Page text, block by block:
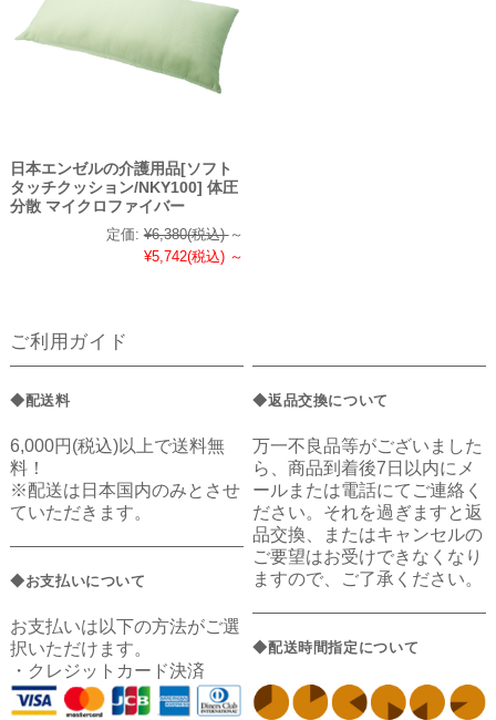
日本エンゼルの介護用品[ソフト
タッチクッション/NKY100] 体圧
分散 マイクロファイバー
定価: ¥6,380(税込) ～
¥5,742(税込) ～
ご利用ガイド
◆配送料
6,000円(税込)以上で送料無
料！
※配送は日本国内のみとさせ
ていただきます。
◆お支払いについて
お支払いは以下の方法がご選
択いただけます。
・クレジットカード決済
◆返品交換について
万一不良品等がございました
ら、商品到着後7日以内にメ
ールまたは電話にてご連絡く
ださい。それを過ぎますと返
品交換、またはキャンセルの
ご要望はお受けできなくなり
ますので、ご了承ください。
◆配送時間指定について